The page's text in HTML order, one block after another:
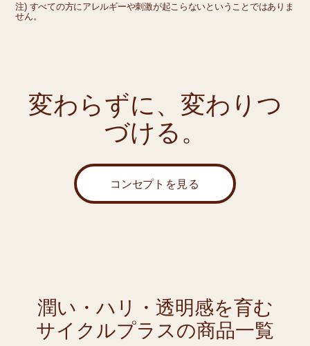
注) すべての方にアレルギーや刺激が起こらないということではありま
せん。
変わらずに、変わりつ
づける。
コンセプトを見る
潤い・ハリ・透明感を育む
サイクルプラスの商品一覧